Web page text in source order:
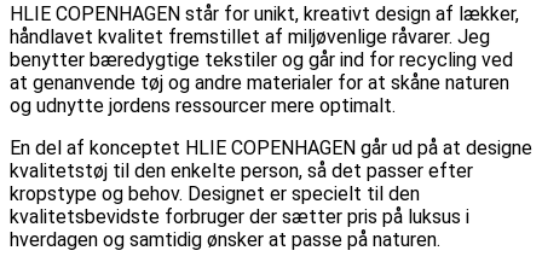
HLIE COPENHAGEN står for unikt, kreativt design af lækker,
håndlavet kvalitet fremstillet af miljøvenlige råvarer. Jeg
benytter bæredygtige tekstiler og går ind for recycling ved
at genanvende tøj og andre materialer for at skåne naturen
og udnytte jordens ressourcer mere optimalt.
En del af konceptet HLIE COPENHAGEN går ud på at designe
kvalitetstøj til den enkelte person, så det passer efter
kropstype og behov. Designet er specielt til den
kvalitetsbevidste forbruger der sætter pris på luksus i
hverdagen og samtidig ønsker at passe på naturen.